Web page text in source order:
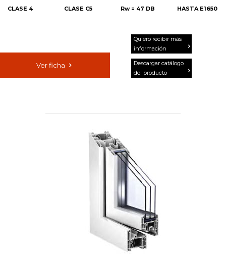
formas redondeadas y permite crear todo tipo de cerramientos
CLASE 4 CLASE C5 Rw = 47 DB HASTA E1650
Ver ficha
Quiero recibir más
información
Descargar catálogo
del producto